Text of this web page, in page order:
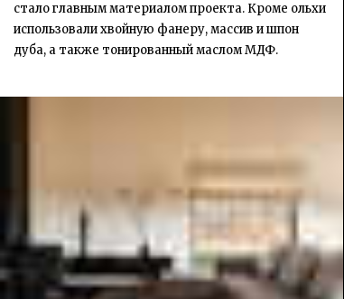
стало главным материалом проекта. Кроме ольхи
использовали хвойную фанеру, массив и шпон
дуба, а также тонированный маслом МДФ.